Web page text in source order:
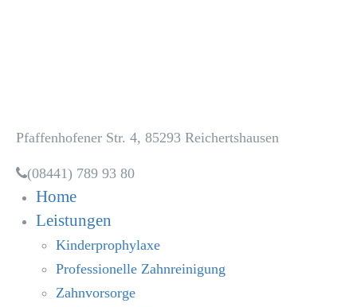
Pfaffenhofener Str. 4, 85293 Reichertshausen
(08441) 789 93 80
Home
Leistungen
Kinderprophylaxe
Professionelle Zahnreinigung
Zahnvorsorge